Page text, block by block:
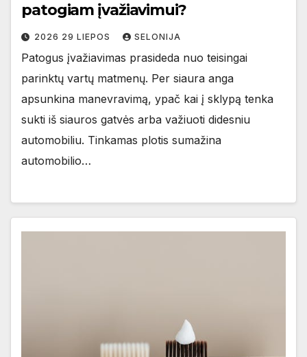
patogiam įvažiavimui?
2026 29 LIEPOS SELONIJA
Patogus įvažiavimas prasideda nuo teisingai
parinktų vartų matmenų. Per siaura anga
apsunkina manevravimą, ypač kai į sklypą tenka
sukti iš siauros gatvės arba važiuoti didesniu
automobiliu. Tinkamas plotis sumažina
automobilio…